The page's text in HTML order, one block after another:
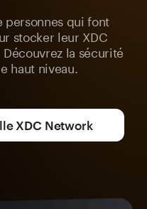
personnes qui font
stocker leur XDC
la sécurité
haut niveau.
XDC Network